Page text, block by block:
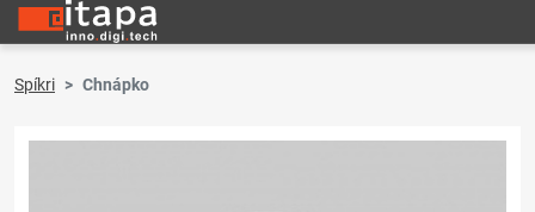
Spíkri Chnápko